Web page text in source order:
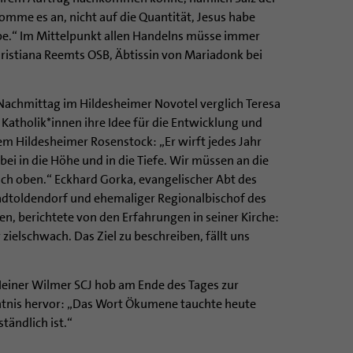
es an, nicht auf die Quantität, Jesus habe
Im Mittelpunkt allen Handelns müsse immer
Reemts OSB, Äbtissin von Mariadonk bei
im Hildesheimer Novotel verglich Teresa
ihre Idee für die Entwicklung und
Hildesheimer Rosenstock: „Er wirft jedes Jahr
in die Höhe und in die Tiefe. Wir müssen an die
oben.“ Eckhard Gorka, evangelischer Abt des
und ehemaliger Regionalbischof des
berichtete von den Erfahrungen in seiner Kirche:
Das Ziel zu beschreiben, fällt uns
Wilmer SCJ hob am Ende des Tages zur
hervor: „Das Wort Ökumene tauchte heute
ist.“